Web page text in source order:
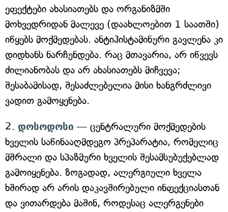
ეფექტები ახასიათებს და ორგანიზმში
მოხვედრიდან მალევე (დაახლოებით 1 საათში)
იწყებს მოქმედებას. ანტიჰისტამინური გავლენა კი
დიდხანს ნარჩუნდება. რაც მთავარია, არ იწვევს
ძილიანობას და არ ახასიათებს მიჩვევა;
შესაბამისად, შესაძლებელია მისი ხანგრძლივი
ვადით გამოყენება.
2. დოსოდოსი — ცენტრალური მოქმედების
ხველის საწინააღმდეგო პრეპარატია, რომელიც
მშრალი და სპაზმური ხველის შესამსუბუქებლად
გამოიყენება. ზოგადად, ალერგიული ხველა
ხშირად არ არის დაკავშირებული ინფექციასთან
და ვითარდება მაშინ, როდესაც ალერგენები